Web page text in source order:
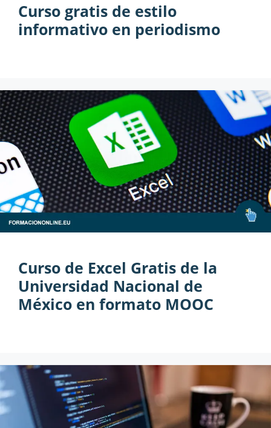
Curso gratis de estilo
informativo en periodismo
Curso de Excel Gratis de la
Universidad Nacional de
México en formato MOOC